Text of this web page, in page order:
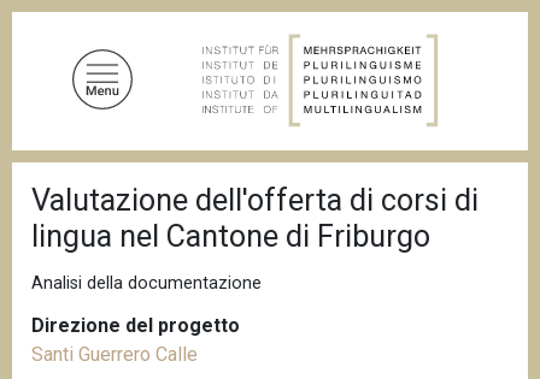
r
i
c
o
e
d
i
Valutazione dell'offerta di corsi di
lingua nel Cantone di Friburgo
Analisi della documentazione
Direzione del progetto
Santi Guerrero Calle